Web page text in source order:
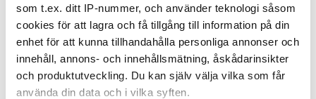
som t.ex. ditt IP-nummer, och använder teknologi såsom
cookies för att lagra och få tillgång till information på din
enhet för att kunna tillhandahålla personliga annonser och
innehåll, annons- och innehållsmätning, åskådarinsikter
och produktutveckling. Du kan själv välja vilka som får
använda din data och i vilka syften.